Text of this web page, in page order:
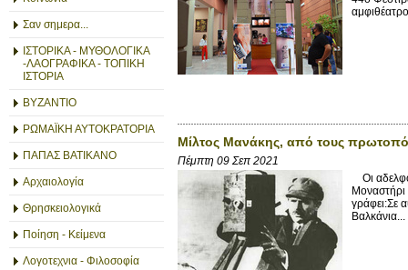
Σαν σημερα...
ΙΣΤΟΡΙΚΑ - ΜΥΘΟΛΟΓΙΚΑ
-ΛΑΟΓΡΑΦΙΚΑ - ΤΟΠΙΚΗ
ΙΣΤΟΡΙΑ
ΒΥΖΑΝΤΙΟ
ΡΩΜΑΪΚΗ ΑΥΤΟΚΡΑΤΟΡΙΑ
ΠΑΠΑΣ ΒΑΤΙΚΑΝΟ
Αρχαιολογία
Θρησκειολογικά
Ποίηση - Κείμενα
Λογοτεχνια - Φιλοσοφία
Μίλτος Μανάκης, από τους
Πέμπτη 09 Σεπ 2021
Οι
γράφει:Σε
Βαλκάνια...